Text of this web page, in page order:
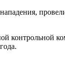
контрольной